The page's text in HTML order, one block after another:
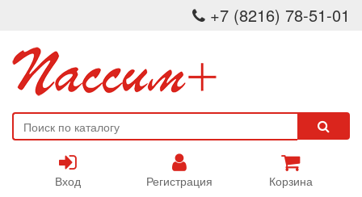
+7 (8216) 78-51-01
Вход Регистрация Корзина